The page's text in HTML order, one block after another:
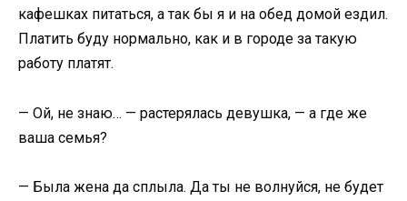
кафешках питаться, а так бы я и на обед домой ездил.
Платить буду нормально, как и в городе за такую
работу платят.
— Ой, не знаю… — растерялась девушка, — а где же
ваша семья?
— Была жена да сплыла. Да ты не волнуйся, не будет